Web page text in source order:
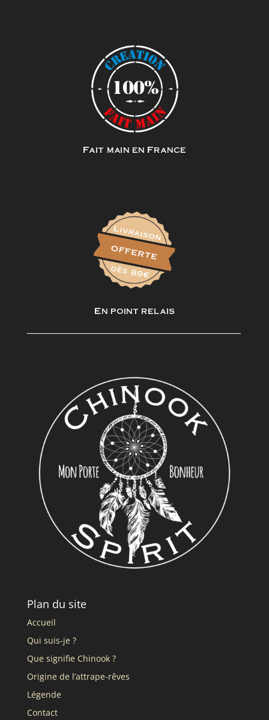
Fait main en France
En point relais
Plan du site
Accueil
Qui suis-je ?
Que signifie Chinook ?
Origine de l’attrape-rêves
Légende
Contact